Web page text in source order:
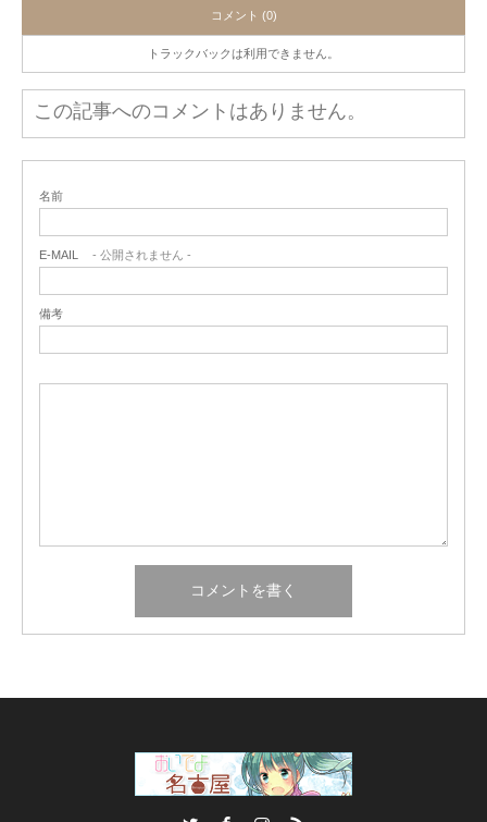
コメント (0)
トラックバックは利用できません。
この記事へのコメントはありません。
名前
E-MAIL - 公開されません -
備考